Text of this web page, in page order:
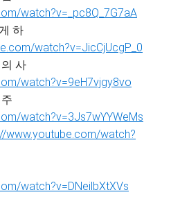
watch?v=_pc8Q_7G7aA
하
watch?v=JicCjUcgP_0
사
watch?v=9eH7vjgy8vo
watch?v=3Js7wYYWeMs
www.youtube.com/watch?
watch?v=DNeilbXtXVs